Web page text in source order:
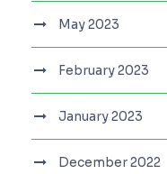
May 2023
February 2023
January 2023
December 2022